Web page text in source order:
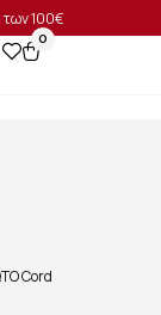
100€
0
Cord